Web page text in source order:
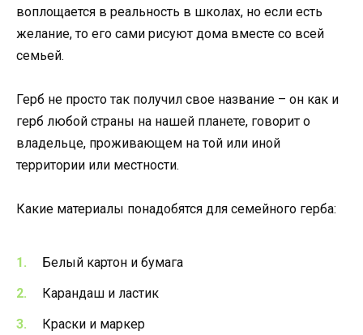
воплощается в реальность в школах, но если есть
желание, то его сами рисуют дома вместе со всей
семьей.
Герб не просто так получил свое название – он как и
герб любой страны на нашей планете, говорит о
владельце, проживающем на той или иной
территории или местности.
Какие материалы понадобятся для семейного герба:
Белый картон и бумага
Карандаш и ластик
Краски и маркер